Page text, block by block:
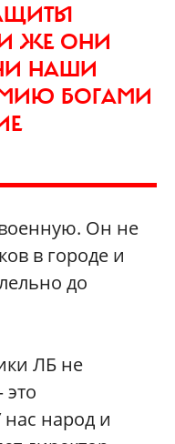
ЖЕ ОНИ
НАШИ
БОГАМИ
Он не
в городе и
до
ЛБ не
нас народ и